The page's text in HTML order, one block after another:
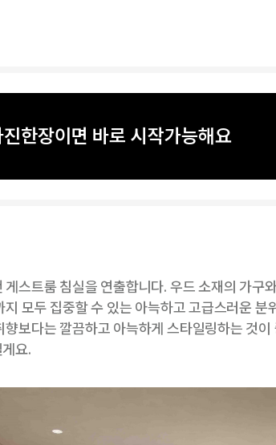
한장이면 바로 시작가능해요
스트룸 침실을 연출합니다. 우드 소재의 가구
모두 집중할 수 있는 아늑하고 고급스러운 분
보다는 깔끔하고 아늑하게 스타일링하는 것
요.